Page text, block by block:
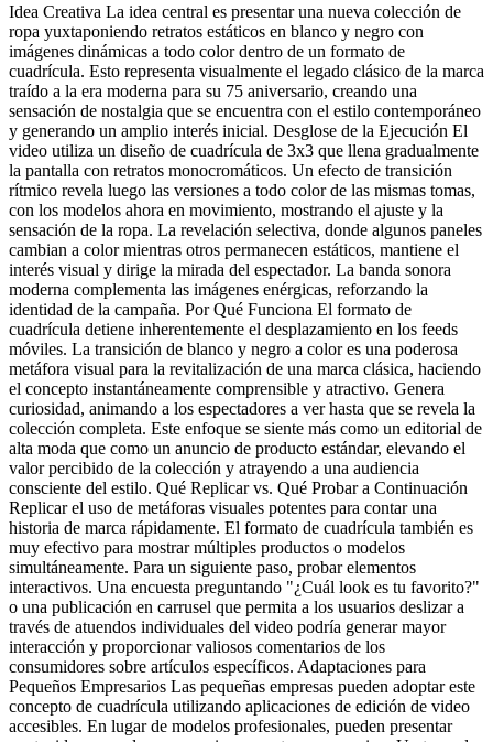
Idea Creativa La idea central es presentar una nueva colección de
ropa yuxtaponiendo retratos estáticos en blanco y negro con
imágenes dinámicas a todo color dentro de un formato de
cuadrícula. Esto representa visualmente el legado clásico de la marca
traído a la era moderna para su 75 aniversario, creando una
sensación de nostalgia que se encuentra con el estilo contemporáneo
y generando un amplio interés inicial. Desglose de la Ejecución El
video utiliza un diseño de cuadrícula de 3x3 que llena gradualmente
la pantalla con retratos monocromáticos. Un efecto de transición
rítmico revela luego las versiones a todo color de las mismas tomas,
con los modelos ahora en movimiento, mostrando el ajuste y la
sensación de la ropa. La revelación selectiva, donde algunos paneles
cambian a color mientras otros permanecen estáticos, mantiene el
interés visual y dirige la mirada del espectador. La banda sonora
moderna complementa las imágenes enérgicas, reforzando la
identidad de la campaña. Por Qué Funciona El formato de
cuadrícula detiene inherentemente el desplazamiento en los feeds
móviles. La transición de blanco y negro a color es una poderosa
metáfora visual para la revitalización de una marca clásica, haciendo
el concepto instantáneamente comprensible y atractivo. Genera
curiosidad, animando a los espectadores a ver hasta que se revela la
colección completa. Este enfoque se siente más como un editorial de
alta moda que como un anuncio de producto estándar, elevando el
valor percibido de la colección y atrayendo a una audiencia
consciente del estilo. Qué Replicar vs. Qué Probar a Continuación
Replicar el uso de metáforas visuales potentes para contar una
historia de marca rápidamente. El formato de cuadrícula también es
muy efectivo para mostrar múltiples productos o modelos
simultáneamente. Para un siguiente paso, probar elementos
interactivos. Una encuesta preguntando "¿Cuál look es tu favorito?"
o una publicación en carrusel que permita a los usuarios deslizar a
través de atuendos individuales del video podría generar mayor
interacción y proporcionar valiosos comentarios de los
consumidores sobre artículos específicos. Adaptaciones para
Pequeños Empresarios Las pequeñas empresas pueden adoptar este
concepto de cuadrícula utilizando aplicaciones de edición de video
accesibles. En lugar de modelos profesionales, pueden presentar